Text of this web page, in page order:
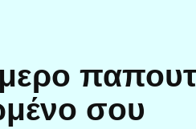
σου